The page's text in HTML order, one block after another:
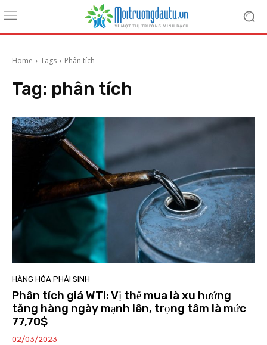
Home Tags Phân tích
Tag: phân tích
HÀNG HÓA PHÁI SINH
Phân tích giá WTI: Vị thế mua là xu hướng
tăng hàng ngày mạnh lên, trọng tâm là mức
77,70$
02/03/2023